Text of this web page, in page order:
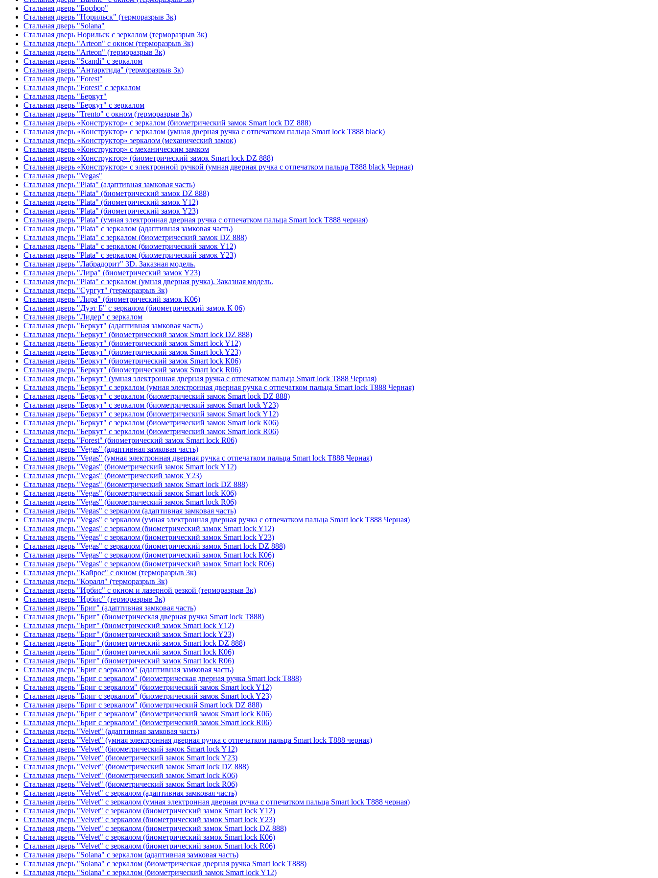
Стальная дверь "Босфор"
Стальная дверь "Норильск" (терморазрыв 3к)
Стальная дверь "Solana"
Стальная дверь Норильск с зеркалом (терморазрыв 3к)
Стальная дверь "Arteon" с окном (терморазрыв 3к)
Стальная дверь "Arteon" (терморазрыв 3к)
Стальная дверь "Scandi" с зеркалом
Стальная дверь "Антарктида" (терморазрыв 3к)
Стальная дверь "Forest"
Стальная дверь "Forest" с зеркалом
Стальная дверь "Беркут"
Стальная дверь "Беркут" с зеркалом
Стальная дверь "Trento" с окном (терморазрыв 3к)
Стальная дверь «Конструктор» с зеркалом (биометрический замок Smart lock DZ 888)
Стальная дверь «Конструктор» с зеркалом (умная дверная ручка с отпечатком пальца Smart lock T888 black)
Стальная дверь «Конструктор» зеркалом (механический замок)
Стальная дверь «Конструктор» с механическим замком
Стальная дверь «Конструктор» (биометрический замок Smart lock DZ 888)
Стальная дверь «Конструктор» с электронной ручкой (умная дверная ручка с отпечатком пальца T888 black Черная)
Стальная дверь "Vegas"
Стальная дверь "Plata" (адаптивная замковая часть)
Стальная дверь "Plata" (биометрический замок DZ 888)
Стальная дверь "Plata" (биометрический замок Y12)
Стальная дверь "Plata" (биометрический замок Y23)
Стальная дверь "Plata" (умная электронная дверная ручка с отпечатком пальца Smart lock T888 черная)
Стальная дверь "Plata" с зеркалом (адаптивная замковая часть)
Стальная дверь "Plata" с зеркалом (биометрический замок DZ 888)
Стальная дверь "Plata" с зеркалом (биометрический замок Y12)
Стальная дверь "Plata" с зеркалом (биометрический замок Y23)
Стальная дверь "Лабрадорит" 3D. Заказная модель.
Стальная дверь "Лира" (биометрический замок Y23)
Стальная дверь "Plata" с зеркалом (умная дверная ручка). Заказная модель.
Стальная дверь "Сургут" (терморазрыв 3к)
Стальная дверь "Лира" (биометрический замок K06)
Стальная дверь "Дуэт Б" с зеркалом (биометрический замок К 06)
Стальная дверь "Лидер" с зеркалом
Стальная дверь "Беркут" (адаптивная замковая часть)
Стальная дверь "Беркут" (биометрический замок Smart lock DZ 888)
Стальная дверь "Беркут" (биометрический замок Smart lock Y12)
Стальная дверь "Беркут" (биометрический замок Smart lock Y23)
Стальная дверь "Беркут" (биометрический замок Smart lock К06)
Стальная дверь "Беркут" (биометрический замок Smart lock R06)
Стальная дверь "Беркут" (умная электронная дверная ручка с отпечатком пальца Smart lock T888 Черная)
Стальная дверь "Беркут" с зеркалом (умная электронная дверная ручка с отпечатком пальца Smart lock T888 Черная)
Стальная дверь "Беркут" с зеркалом (биометрический замок Smart lock DZ 888)
Стальная дверь "Беркут" с зеркалом (биометрический замок Smart lock Y23)
Стальная дверь "Беркут" с зеркалом (биометрический замок Smart lock Y12)
Стальная дверь "Беркут" с зеркалом (биометрический замок Smart lock К06)
Стальная дверь "Беркут" с зеркалом (биометрический замок Smart lock R06)
Стальная дверь "Forest" (биометрический замок Smart lock R06)
Стальная дверь "Vegas" (адаптивная замковая часть)
Стальная дверь "Vegas" (умная электронная дверная ручка с отпечатком пальца Smart lock T888 Черная)
Стальная дверь "Vegas" (биометрический замок Smart lock Y12)
Стальная дверь "Vegas" (биометрический замок Y23)
Стальная дверь "Vegas" (биометрический замок Smart lock DZ 888)
Стальная дверь "Vegas" (биометрический замок Smart lock К06)
Стальная дверь "Vegas" (биометрический замок Smart lock R06)
Стальная дверь "Vegas" с зеркалом (адаптивная замковая часть)
Стальная дверь "Vegas" с зеркалом (умная электронная дверная ручка с отпечатком пальца Smart lock T888 Черная)
Стальная дверь "Vegas" с зеркалом (биометрический замок Smart lock Y12)
Стальная дверь "Vegas" с зеркалом (биометрический замок Smart lock Y23)
Стальная дверь "Vegas" с зеркалом (биометрический замок Smart lock DZ 888)
Стальная дверь "Vegas" с зеркалом (биометрический замок Smart lock К06)
Стальная дверь "Vegas" с зеркалом (биометрический замок Smart lock R06)
Стальная дверь "Кайрос" с окном (терморазрыв 3к)
Стальная дверь "Коралл" (терморазрыв 3к)
Стальная дверь "Ирбис" с окном и лазерной резкой (терморазрыв 3к)
Стальная дверь "Ирбис" (терморазрыв 3к)
Стальная дверь "Бриг" (адаптивная замковая часть)
Стальная дверь "Бриг" (биометрическая дверная ручка Smart lock T888)
Стальная дверь "Бриг" (биометрический замок Smart lock Y12)
Стальная дверь "Бриг" (биометрический замок Smart lock Y23)
Стальная дверь "Бриг" (биометрический замок Smart lock DZ 888)
Стальная дверь "Бриг" (биометрический замок Smart lock К06)
Стальная дверь "Бриг" (биометрический замок Smart lock R06)
Стальная дверь "Бриг с зеркалом" (адаптивная замковая часть)
Стальная дверь "Бриг с зеркалом" (биометрическая дверная ручка Smart lock T888)
Стальная дверь "Бриг с зеркалом" (биометрический замок Smart lock Y12)
Стальная дверь "Бриг с зеркалом" (биометрический замок Smart lock Y23)
Стальная дверь "Бриг с зеркалом" (биометрический Smart lock DZ 888)
Стальная дверь "Бриг с зеркалом" (биометрический замок Smart lock К06)
Стальная дверь "Бриг с зеркалом" (биометрический замок Smart lock R06)
Стальная дверь "Velvet" (адаптивная замковая часть)
Стальная дверь "Velvet" (умная электронная дверная ручка с отпечатком пальца Smart lock T888 черная)
Стальная дверь "Velvet" (биометрический замок Smart lock Y12)
Стальная дверь "Velvet" (биометрический замок Smart lock Y23)
Стальная дверь "Velvet" (биометрический замок Smart lock DZ 888)
Стальная дверь "Velvet" (биометрический замок Smart lock К06)
Стальная дверь "Velvet" (биометрический замок Smart lock R06)
Стальная дверь "Velvet" с зеркалом (адаптивная замковая часть)
Стальная дверь "Velvet" с зеркалом (умная электронная дверная ручка с отпечатком пальца Smart lock T888 черная)
Стальная дверь "Velvet" с зеркалом (биометрический замок Smart lock Y12)
Стальная дверь "Velvet" с зеркалом (биометрический замок Smart lock Y23)
Стальная дверь "Velvet" с зеркалом (биометрический замок Smart lock DZ 888)
Стальная дверь "Velvet" с зеркалом (биометрический замок Smart lock К06)
Стальная дверь "Velvet" с зеркалом (биометрический замок Smart lock R06)
Стальная дверь "Solana" с зеркалом (адаптивная замковая часть)
Стальная дверь "Solana" с зеркалом (биометрическая дверная ручка Smart lock T888)
Стальная дверь "Solana" с зеркалом (биометрический замок Smart lock Y12)